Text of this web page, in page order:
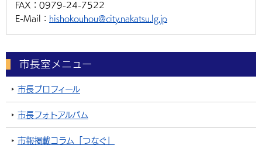
FAX： 0979-24-7522
E-Mail： hishokouhou@city.nakatsu.lg.jp
市長室メニュー
市長プロフィール
市長フォトアルバム
市報掲載コラム「つなぐ」